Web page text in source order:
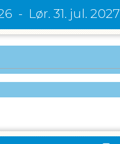
- Lør. 31. jul. 2027